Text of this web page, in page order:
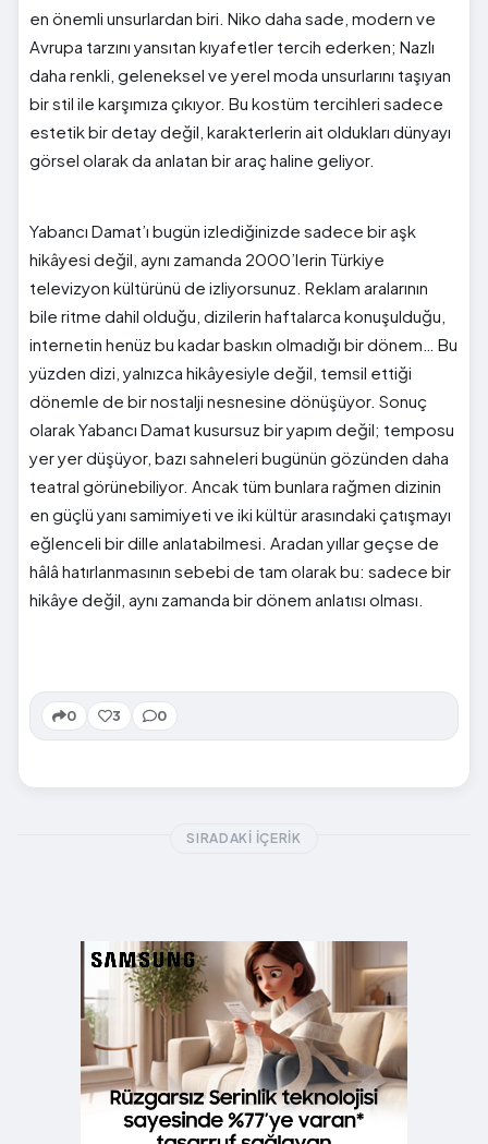
en önemli unsurlardan biri. Niko daha sade, modern ve
Avrupa tarzını yansıtan kıyafetler tercih ederken; Nazlı
daha renkli, geleneksel ve yerel moda unsurlarını taşıyan
bir stil ile karşımıza çıkıyor. Bu kostüm tercihleri sadece
estetik bir detay değil, karakterlerin ait oldukları dünyayı
görsel olarak da anlatan bir araç haline geliyor.
Yabancı Damat’ı bugün izlediğinizde sadece bir aşk
hikâyesi değil, aynı zamanda 2000’lerin Türkiye
televizyon kültürünü de izliyorsunuz. Reklam aralarının
bile ritme dahil olduğu, dizilerin haftalarca konuşulduğu,
internetin henüz bu kadar baskın olmadığı bir dönem… Bu
yüzden dizi, yalnızca hikâyesiyle değil, temsil ettiği
dönemle de bir nostalji nesnesine dönüşüyor. Sonuç
olarak Yabancı Damat kusursuz bir yapım değil; temposu
yer yer düşüyor, bazı sahneleri bugünün gözünden daha
teatral görünebiliyor. Ancak tüm bunlara rağmen dizinin
en güçlü yanı samimiyeti ve iki kültür arasındaki çatışmayı
eğlenceli bir dille anlatabilmesi. Aradan yıllar geçse de
hâlâ hatırlanmasının sebebi de tam olarak bu: sadece bir
hikâye değil, aynı zamanda bir dönem anlatısı olması.
0 3 0
SIRADAKI İÇERIK